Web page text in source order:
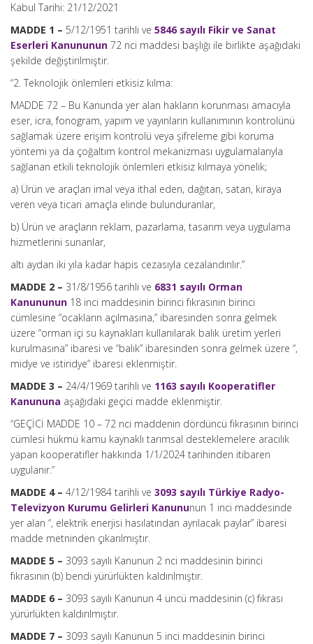
Kabul Tarihi: 21/12/2021
MADDE 1 – 5/12/1951 tarihli ve 5846 sayılı Fikir ve Sanat
Eserleri Kanununun 72 nci maddesi başlığı ile birlikte aşağıdaki
şekilde değiştirilmiştir.
“2. Teknolojik önlemleri etkisiz kılma:
MADDE 72 – Bu Kanunda yer alan hakların korunması amacıyla
eser, icra, fonogram, yapım ve yayınların kullanımının kontrolünü
sağlamak üzere erişim kontrolü veya şifreleme gibi koruma
yöntemi ya da çoğaltım kontrol mekanizması uygulamalarıyla
sağlanan etkili teknolojik önlemleri etkisiz kılmaya yönelik;
a) Ürün ve araçları imal veya ithal eden, dağıtan, satan, kiraya
veren veya ticari amaçla elinde bulunduranlar,
b) Ürün ve araçların reklam, pazarlama, tasarım veya uygulama
hizmetlerini sunanlar,
altı aydan iki yıla kadar hapis cezasıyla cezalandırılır.”
MADDE 2 – 31/8/1956 tarihli ve 6831 sayılı Orman
Kanununun 18 inci maddesinin birinci fıkrasının birinci
cümlesine “ocakların açılmasına,” ibaresinden sonra gelmek
üzere “orman içi su kaynakları kullanılarak balık üretim yerleri
kurulmasına” ibaresi ve “balık” ibaresinden sonra gelmek üzere “,
midye ve istiridye” ibaresi eklenmiştir.
MADDE 3 – 24/4/1969 tarihli ve 1163 sayılı Kooperatifler
Kanununa aşağıdaki geçici madde eklenmiştir.
“GEÇİCİ MADDE 10 – 72 nci maddenin dördüncü fıkrasının birinci
cümlesi hükmü kamu kaynaklı tarımsal desteklemelere aracılık
yapan kooperatifler hakkında 1/1/2024 tarihinden itibaren
uygulanır.”
MADDE 4 – 4/12/1984 tarihli ve 3093 sayılı Türkiye Radyo-
Televizyon Kurumu Gelirleri Kanununun 1 inci maddesinde
yer alan “, elektrik enerjisi hasılatından ayrılacak paylar” ibaresi
madde metninden çıkarılmıştır.
MADDE 5 – 3093 sayılı Kanunun 2 nci maddesinin birinci
fıkrasının (b) bendi yürürlükten kaldırılmıştır.
MADDE 6 – 3093 sayılı Kanunun 4 üncü maddesinin (c) fıkrası
yürürlükten kaldırılmıştır.
MADDE 7 – 3093 sayılı Kanunun 5 inci maddesinin birinci